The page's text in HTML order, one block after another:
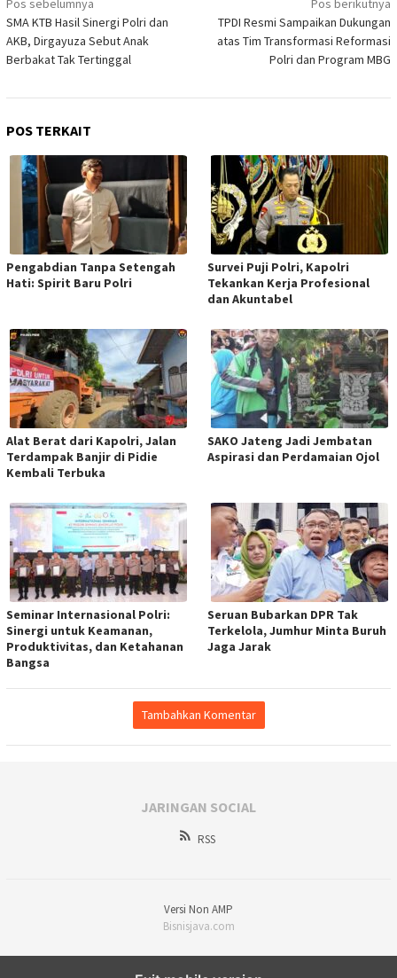
pos
Pos sebelumnya
SMA KTB Hasil Sinergi Polri dan
AKB, Dirgayuza Sebut Anak
Berbakat Tak Tertinggal
Pos berikutnya
TPDI Resmi Sampaikan Dukungan
atas Tim Transformasi Reformasi
Polri dan Program MBG
POS TERKAIT
Pengabdian Tanpa Setengah
Hati: Spirit Baru Polri
Survei Puji Polri, Kapolri
Tekankan Kerja Profesional
dan Akuntabel
Alat Berat dari Kapolri, Jalan
Terdampak Banjir di Pidie
Kembali Terbuka
SAKO Jateng Jadi Jembatan
Aspirasi dan Perdamaian Ojol
Seminar Internasional Polri:
Sinergi untuk Keamanan,
Produktivitas, dan Ketahanan
Bangsa
Seruan Bubarkan DPR Tak
Terkelola, Jumhur Minta Buruh
Jaga Jarak
Tambahkan Komentar
JARINGAN SOCIAL
RSS
Versi Non AMP
Bisnisjava.com